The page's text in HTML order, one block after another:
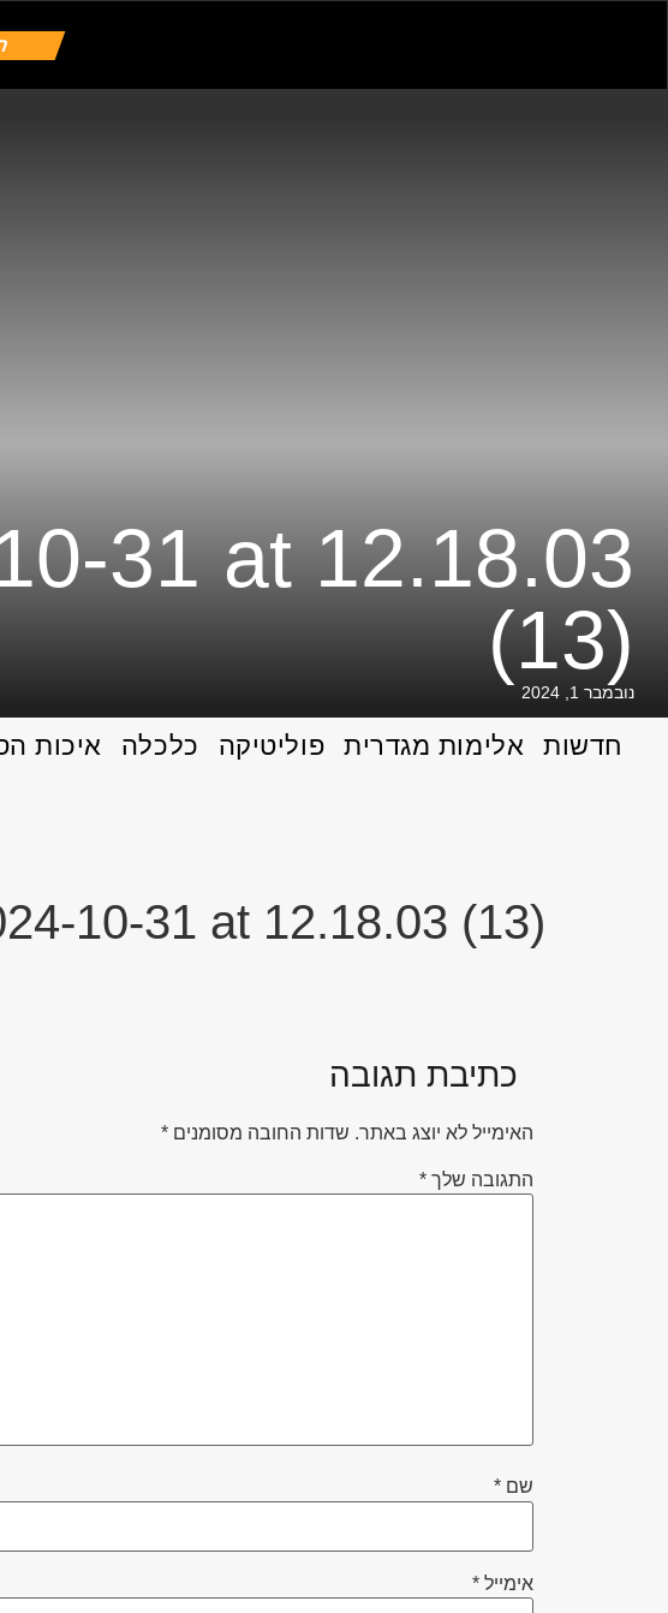
31 at 12.18.03
(13)
נובמבר 1, 2024
חדשות אלימות מגדרית פוליטיקה כלכלה איכות
10-31 at 12.18.03 (13)
כתיבת תגובה
האימייל לא יוצג באתר. שדות החובה מסומנים *
התגובה שלך *
שם *
אימייל *